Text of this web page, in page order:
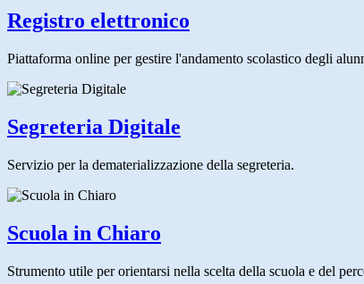
Registro elettronico
Piattaforma online per gestire l'andamento scolastico degli
Segreteria Digitale
Servizio per la dematerializzazione della segreteria.
Scuola in Chiaro
Strumento utile per orientarsi nella scelta della scuola e del